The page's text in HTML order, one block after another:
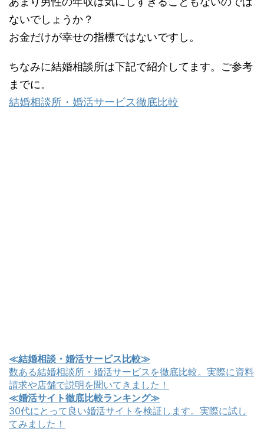
ないでしょうか？
お金だけが幸せの指標ではないですし。
ちなみに結婚相談所は下記で紹介してます。ご参考
までに。
結婚相談所・婚活サービス徹底比較
≪結婚相談・婚活サービス比較≫
数ある結婚相談所・婚活サービスを徹底比較。実際に資料
請求や店舗で説明を聞いてきました！
≪婚活サイト徹底比較ランキング≫
30代にとって良い婚活サイトを検証します。実際に試し
てみました！